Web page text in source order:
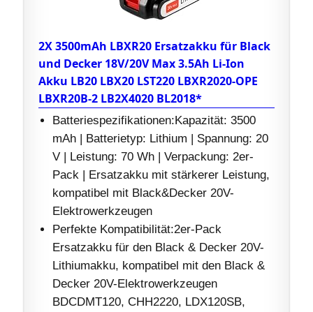
2X 3500mAh LBXR20 Ersatzakku für Black
und Decker 18V/20V Max 3.5Ah Li-Ion
Akku LB20 LBX20 LST220 LBXR2020-OPE
LBXR20B-2 LB2X4020 BL2018*
Batteriespezifikationen:Kapazität: 3500
mAh | Batterietyp: Lithium | Spannung: 20
V | Leistung: 70 Wh | Verpackung: 2er-
Pack | Ersatzakku mit stärkerer Leistung,
kompatibel mit Black&Decker 20V-
Elektrowerkzeugen
Perfekte Kompatibilität:2er-Pack
Ersatzakku für den Black & Decker 20V-
Lithiumakku, kompatibel mit den Black &
Decker 20V-Elektrowerkzeugen
BDCDMT120, CHH2220, LDX120SB,